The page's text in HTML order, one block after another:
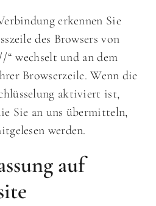
erkennen Sie
des Browsers von
wechselt und an dem
Browserzeile. Wenn die
aktiviert ist,
Sie an uns übermitteln,
werden.
auf